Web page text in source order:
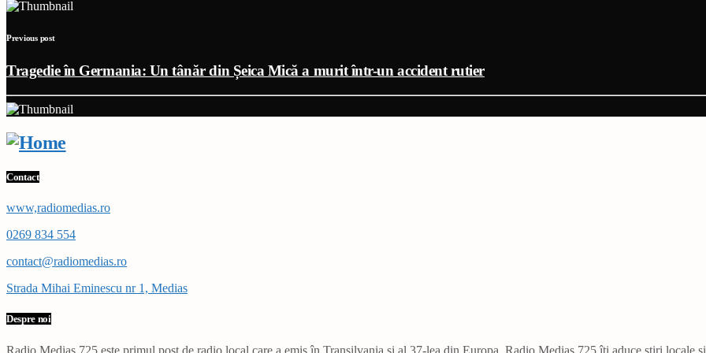
Previous post
Tragedie în Germania: Un tânăr din Șeica Mică a murit într-un accident rutier
Contact
www,radiomedias.ro
0269 834 554
contact@radiomedias.ro
Strada Mihai Eminescu nr 1, Medias
Despre noi
Radio Mediaș 725 este primul post de radio local care a emis în Transilvania și al 37-lea din Europa. Radio Mediaș 725 îți aduce știri locale